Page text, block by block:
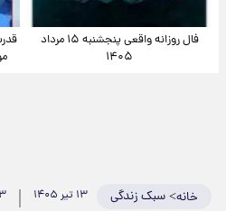
فال روزانه واقعی پنجشنبه ۱۵ مرداد
۱۴۰۵
خانه>سبک زندگی ۱۳ تیر ۱۴۰۵